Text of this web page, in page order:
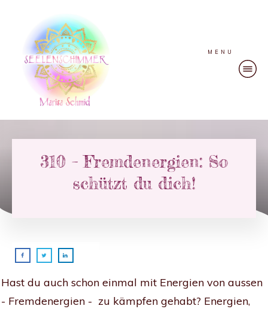
MENU
310 – Fremdenergien: So
schützt du dich!
Hast du auch schon einmal mit Energien von aussen
- Fremdenergien - zu kämpfen gehabt? Energien,